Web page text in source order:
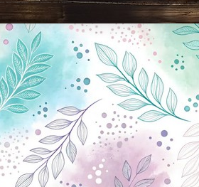
Чернігівський формат, новини Чернігова, події в Чернігові: політика, економіка, аналітика, культура, відеоновини, екологія, спортивний Чернігів, туризм, Чернігів